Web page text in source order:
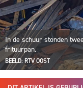
In de schuur stonden
frituurpan.
BEELD: RTV OOST